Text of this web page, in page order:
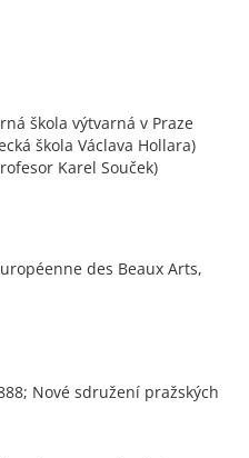
škola výtvarná v Praze
škola Václava Hollara)
Karel Souček)
des Beaux Arts,
Nové sdružení pražských